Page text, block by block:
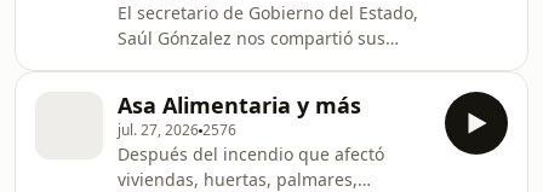
El secretario de Gobierno del Estado,
Saúl Gónzalez nos compartió sus
Asa Alimentaria y más
jul. 27, 20262576
Después del incendio que afectó
viviendas, huertas, palmares,